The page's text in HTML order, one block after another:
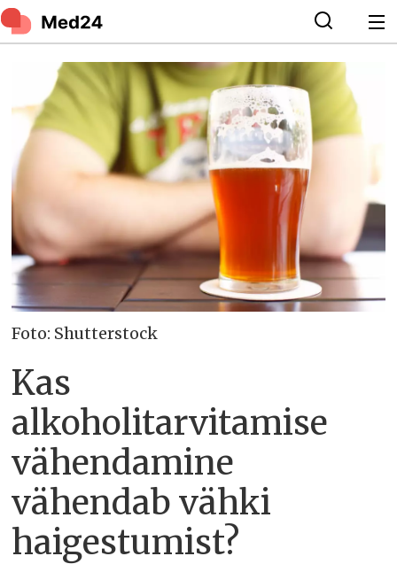
Foto: Shutterstock
Kas
alkoholitarvitamise
vähendamine
vähendab vähki
haigestumist?